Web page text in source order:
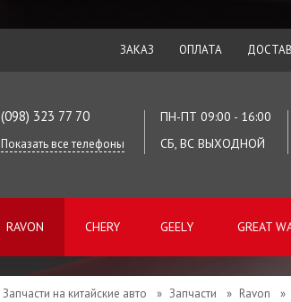
ЗАКАЗ ОПЛАТА
(098) 323 77 70
Показать все телефоны
ПН-ПТ 09:00 - 16:00
СБ, ВС ВЫХОДНОЙ
RAVON CHERY GEELY GREAT
Запчасти на китайские авто » Запчасти » Ravon »